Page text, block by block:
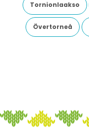
Tornionlaakso
Övertorneå